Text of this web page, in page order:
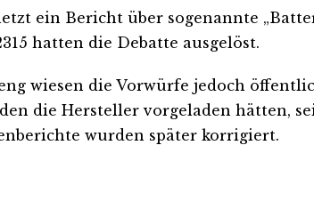
ein Bericht über sogenannte
hatten die Debatte ausgelöst.
wiesen die Vorwürfe jedoch
die Hersteller vorgeladen hätten,
wurden später korrigiert.